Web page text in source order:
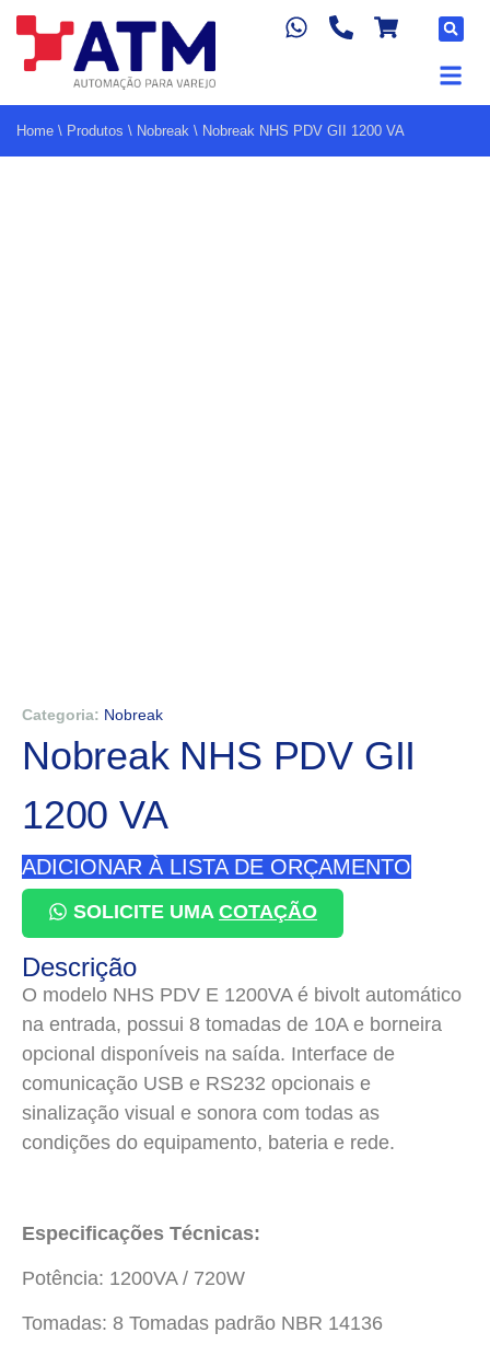
Home \ Produtos \ Nobreak \ Nobreak NHS PDV GII 1200 VA
Categoria: Nobreak
Nobreak NHS PDV GII
1200 VA
ADICIONAR À LISTA DE ORÇAMENTO
SOLICITE UMA COTAÇÃO
Descrição
O modelo NHS PDV E 1200VA é bivolt automático
na entrada, possui 8 tomadas de 10A e borneira
opcional disponíveis na saída. Interface de
comunicação USB e RS232 opcionais e
sinalização visual e sonora com todas as
condições do equipamento, bateria e rede.
Especificações Técnicas:
Potência: 1200VA / 720W
Tomadas: 8 Tomadas padrão NBR 14136